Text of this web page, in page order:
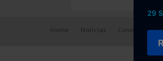
Construcción